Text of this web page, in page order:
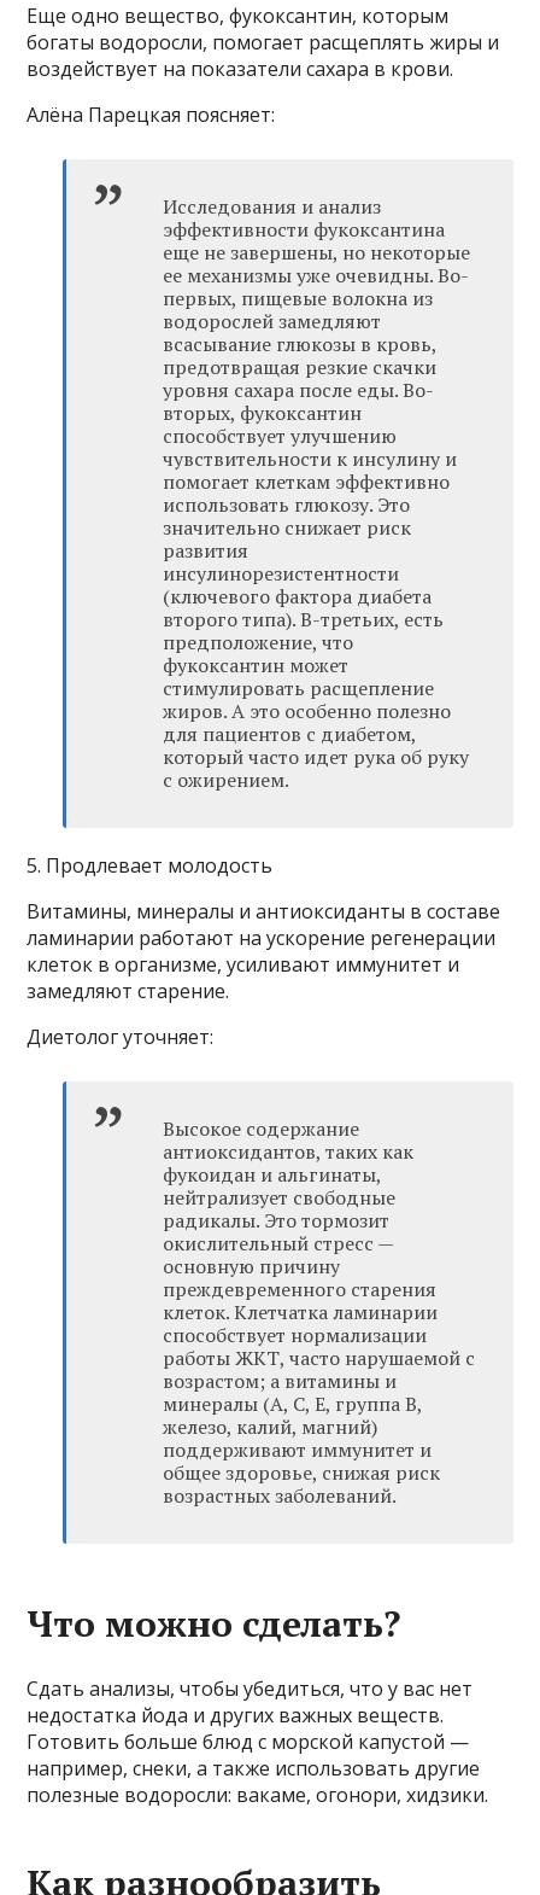
Еще одно вещество, фукоксантин, которым
богаты водоросли, помогает расщеплять жиры и
воздействует на показатели сахара в крови.
Алёна Парецкая поясняет:
Исследования и анализ
эффективности фукоксантина
еще не завершены, но некоторые
ее механизмы уже очевидны. Во-
первых, пищевые волокна из
водорослей замедляют
всасывание глюкозы в кровь,
предотвращая резкие скачки
уровня сахара после еды. Во-
вторых, фукоксантин
способствует улучшению
чувствительности к инсулину и
помогает клеткам эффективно
использовать глюкозу. Это
значительно снижает риск
развития
инсулинорезистентности
(ключевого фактора диабета
второго типа). В-третьих, есть
предположение, что
фукоксантин может
стимулировать расщепление
жиров. А это особенно полезно
для пациентов с диабетом,
который часто идет рука об руку
с ожирением.
5. Продлевает молодость
Витамины, минералы и антиоксиданты в составе
ламинарии работают на ускорение регенерации
клеток в организме, усиливают иммунитет и
замедляют старение.
Диетолог уточняет:
Высокое содержание
антиоксидантов, таких как
фукоидан и альгинаты,
нейтрализует свободные
радикалы. Это тормозит
окислительный стресс —
основную причину
преждевременного старения
клеток. Клетчатка ламинарии
способствует нормализации
работы ЖКТ, часто нарушаемой с
возрастом; а витамины и
минералы (А, С, Е, группа В,
железо, калий, магний)
поддерживают иммунитет и
общее здоровье, снижая риск
возрастных заболеваний.
Что можно сделать?
Сдать анализы, чтобы убедиться, что у вас нет
недостатка йода и других важных веществ.
Готовить больше блюд с морской капустой —
например, снеки, а также использовать другие
полезные водоросли: вакаме, огонори, хидзики.
Как разнообразить